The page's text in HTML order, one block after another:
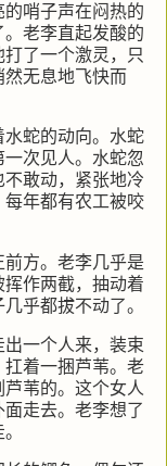
哨子声在闷热的
老李直起发酸的
了一个激灵，只
无息地飞快而
蛇的动向。水蛇
次见人。水蛇忽
敢动，紧张地冷
年都有农工被咬
方。老李几乎是
作两截，抽动着
乎都拔不动了。
一个人来，装束
着一捆芦苇。老
苇的。这个女人
走去。老李想了